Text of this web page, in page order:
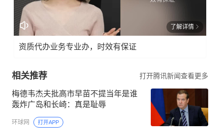
了解详情
资质代办业务专业办，时效有保证
相关推荐 打开腾讯新闻查看更多
梅德韦杰夫批高市早苗不提当年是谁
轰炸广岛和长崎：真是耻辱
环球网 打开APP